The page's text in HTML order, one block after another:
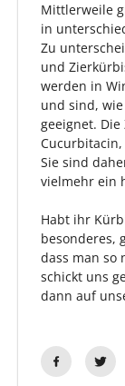
Mittlerweile
in
Zu
und
werden in
und sind,
geeignet.
Sie sind
vielmehr ein
Habt ihr
besonderes,
dass man so
schickt uns
dann auf